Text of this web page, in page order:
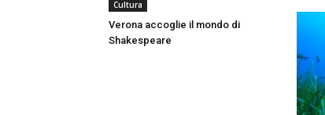
Cultura
Verona accoglie il mondo di
Shakespeare